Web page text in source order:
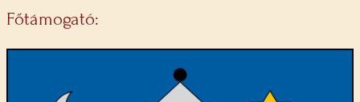
Főtámogató: